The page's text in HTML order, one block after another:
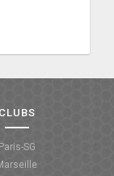
CLUBS
Paris-SG